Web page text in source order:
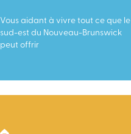
Vous aidant à vivre tout ce que le
sud-est du Nouveau-Brunswick
peut offrir